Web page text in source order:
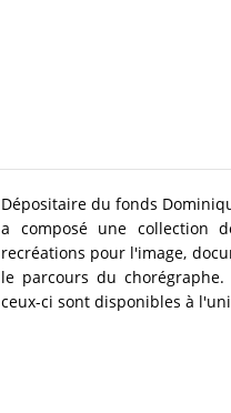
Dépositaire du fonds
a composé une collection
recréations pour l'image,
le parcours du
ceux-ci sont disponibles à